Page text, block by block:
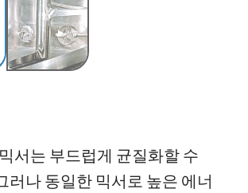
믹서는 부드럽게 균질화할 수
러나 동일한 믹서로 높은 에너